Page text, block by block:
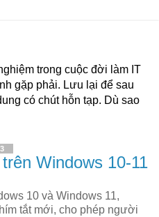
trong cuộc đời làm IT
gặp phải. Lưu lại để sau
có chút hỗn tạp. Dù sao
Windows 10-11
10 và Windows 11,
tắt mới, cho phép người